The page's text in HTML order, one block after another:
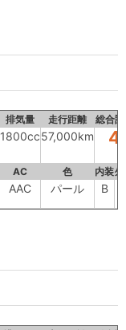
排気量 走行距離 総合評
1800cc57,000km 4
AC 色 内装
AAC パール B